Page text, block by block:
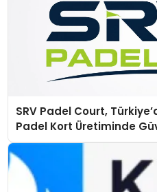
SRV Padel Court,
Padel Kort Üretiminde